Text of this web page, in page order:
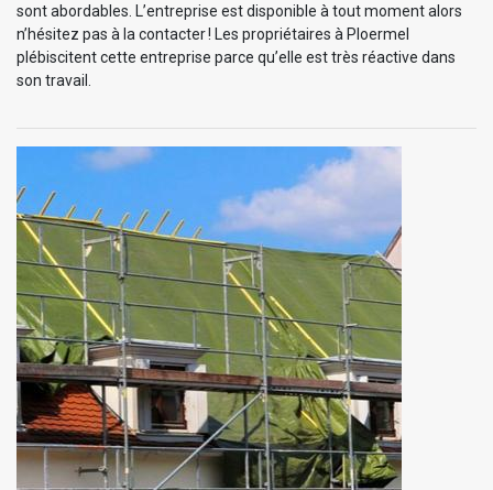
sont abordables. L’entreprise est disponible à tout moment alors
n’hésitez pas à la contacter ! Les propriétaires à Ploermel
plébiscitent cette entreprise parce qu’elle est très réactive dans
son travail.